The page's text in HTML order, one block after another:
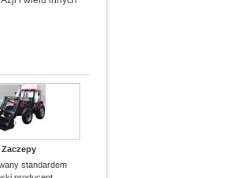
standardem